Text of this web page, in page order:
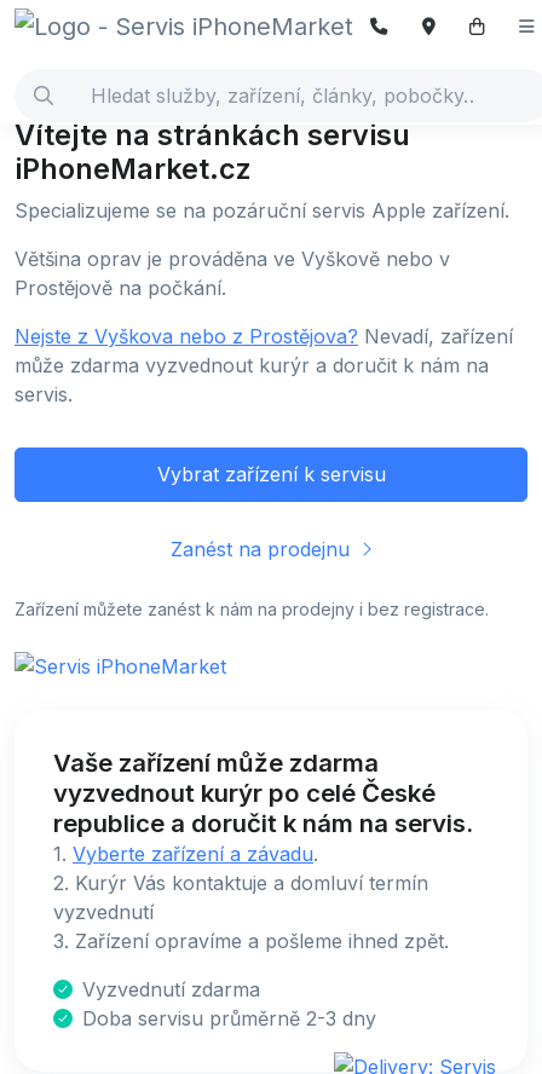
Vítejte na stránkách servisu
iPhoneMarket.cz
Specializujeme se na pozáruční servis Apple zařízení.
Většina oprav je prováděna ve Vyškově nebo v
Prostějově na počkání.
Nejste z Vyškova nebo z Prostějova? Nevadí, zařízení
může zdarma vyzvednout kurýr a doručit k nám na
servis.
Vybrat zařízení k servisu
Zanést na prodejnu
Zařízení můžete zanést k nám na prodejny i bez registrace.
Vaše zařízení může zdarma
vyzvednout kurýr po celé České
republice a doručit k nám na servis.
1. Vyberte zařízení a závadu.
2. Kurýr Vás kontaktuje a domluví termín
vyzvednutí
3. Zařízení opravíme a pošleme ihned zpět.
Vyzvednutí zdarma
Doba servisu průměrně 2-3 dny